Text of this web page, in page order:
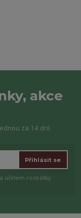
akce
za 14 dní.
Přihlásit se
účelem rozesílky